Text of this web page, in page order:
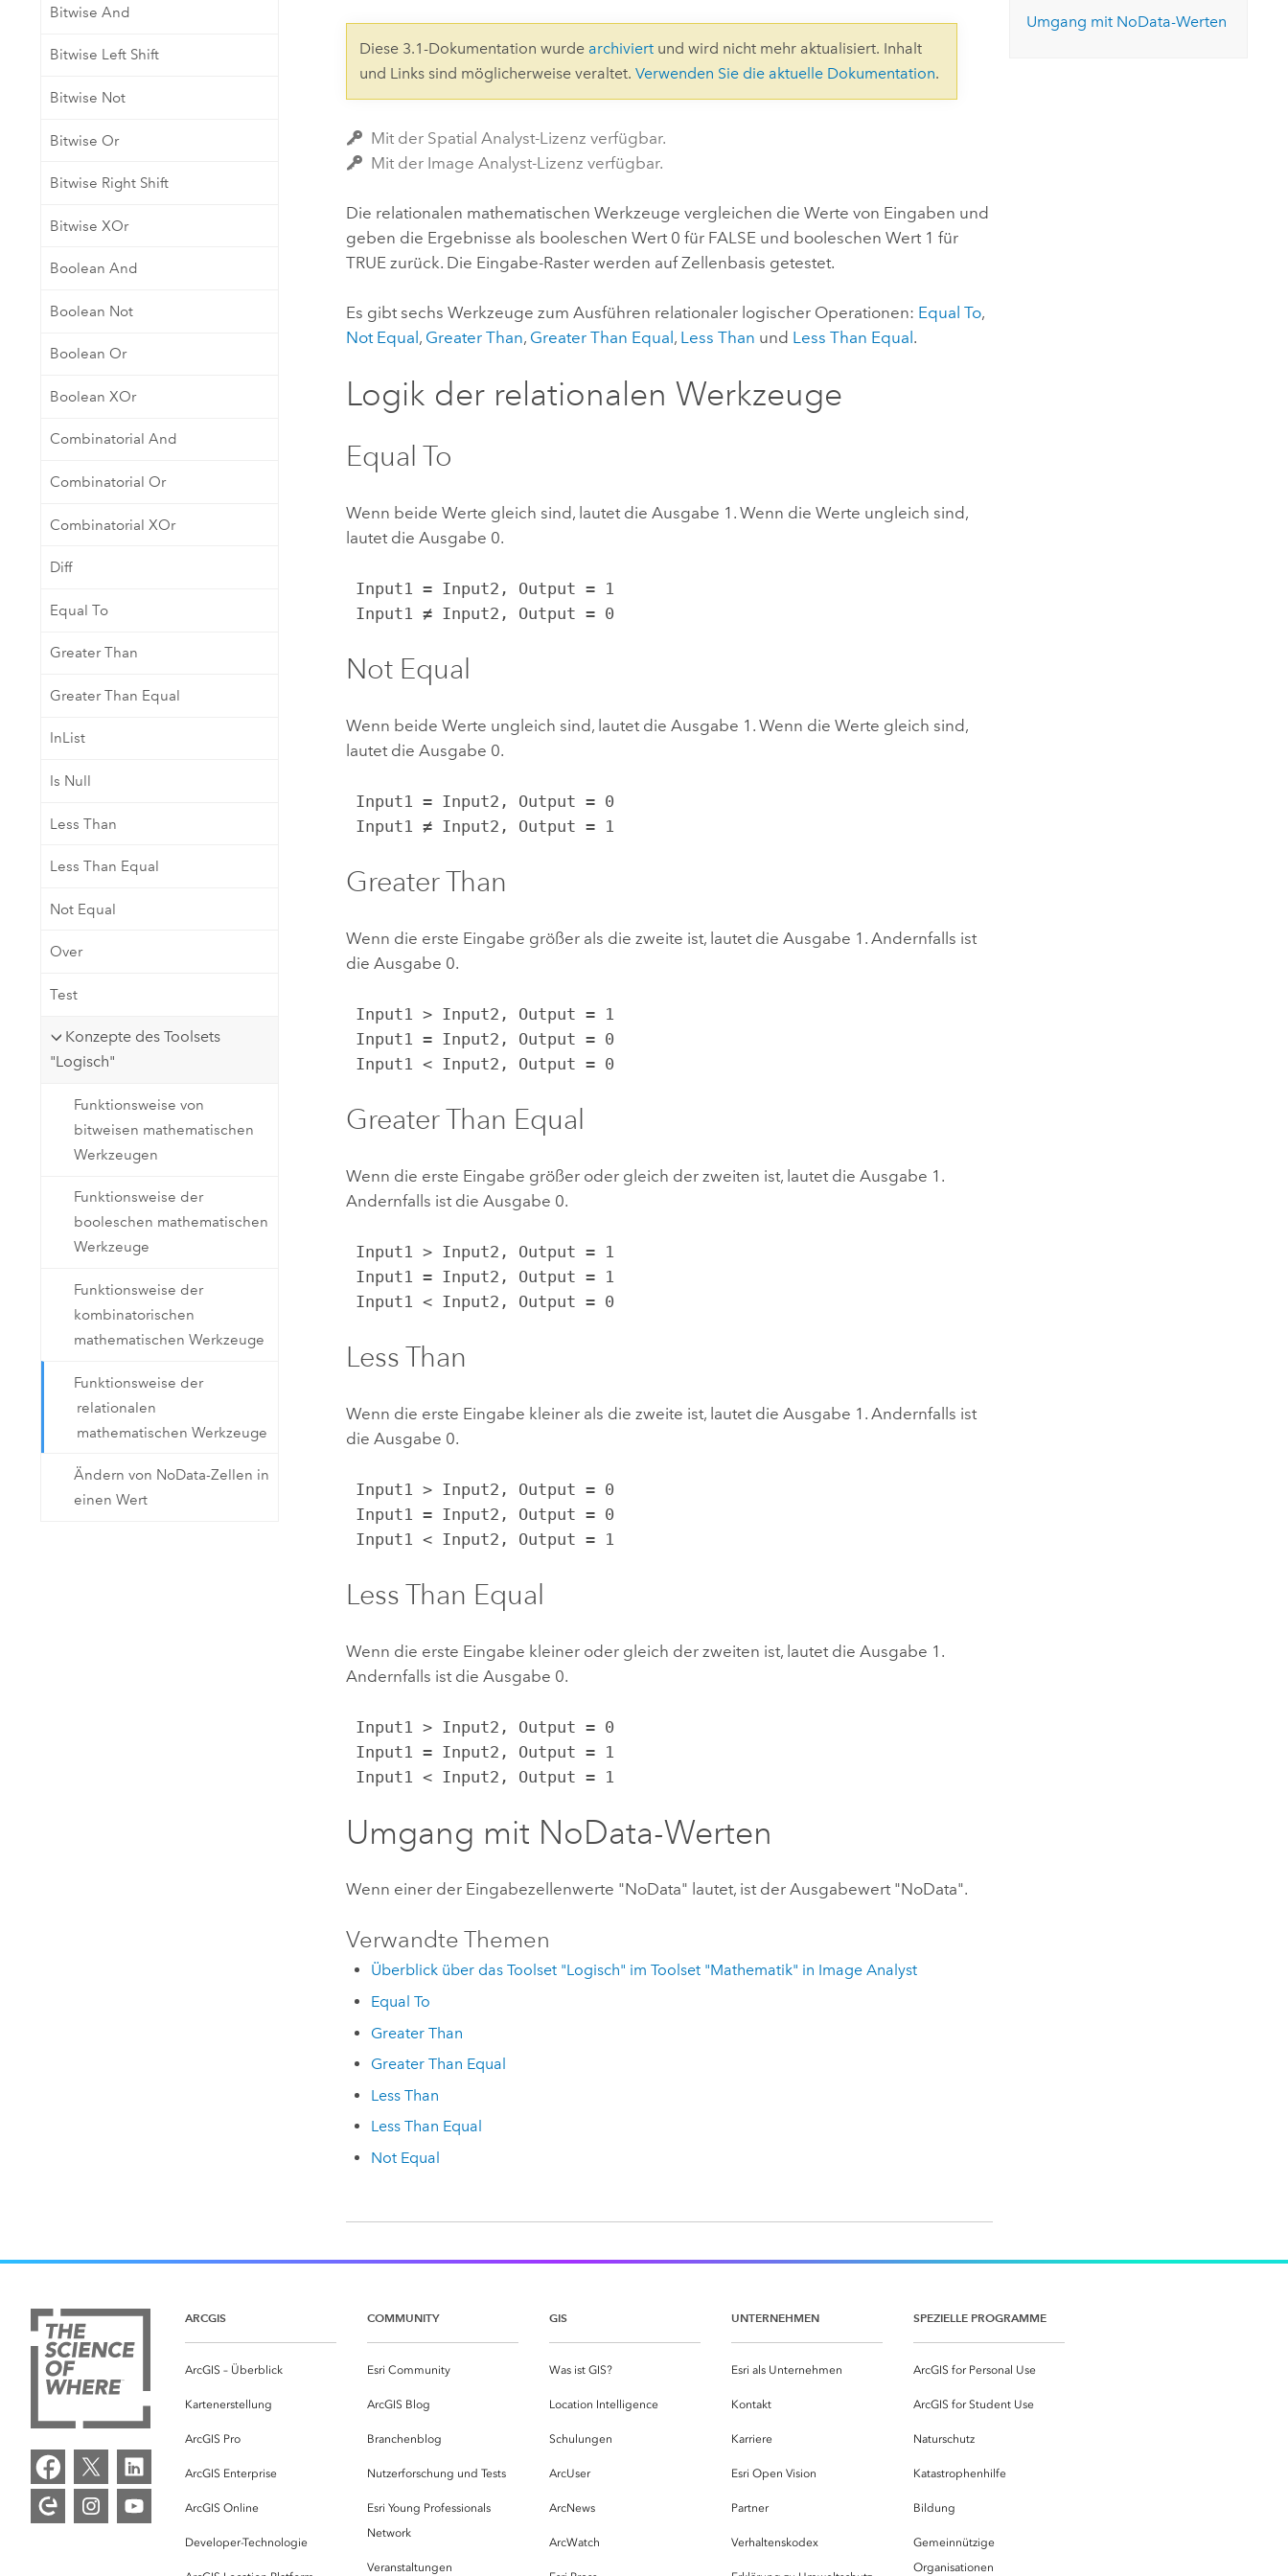
Erstellen Sie Anwendungen für
Alle Produkte
aktivieren Sie eine kostenfreie Testversion.
Infrastrukturmanagement erkunden
Den Kurs erkunden
Geoinformationen
Die Story lesen
Bitwise And
Bitwise Left Shift
Bitwise Not
Bitwise Or
Bitwise Right Shift
Bitwise XOr
Boolean And
Boolean Not
Boolean Or
Boolean XOr
Combinatorial And
Combinatorial Or
Combinatorial XOr
Diff
Equal To
Greater Than
Greater Than Equal
InList
Is Null
Less Than
Less Than Equal
Not Equal
Over
Test
Konzepte des Toolsets
"Logisch"
Funktionsweise von
bitweisen mathematischen
Werkzeugen
Funktionsweise der
booleschen mathematischen
Werkzeuge
Funktionsweise der
kombinatorischen
mathematischen Werkzeuge
Funktionsweise der
relationalen
mathematischen Werkzeuge
Ändern von NoData-Zellen in
einen Wert
Diese 3.1-Dokumentation wurde archiviert und wird nicht mehr aktualisiert. Inhalt
und Links sind möglicherweise veraltet.Verwenden Sie die aktuelle Dokumentation.
Mit der Spatial Analyst-Lizenz verfügbar.
Mit der Image Analyst-Lizenz verfügbar.
Die relationalen mathematischen Werkzeuge vergleichen die Werte von Eingaben und
geben die Ergebnisse als booleschen Wert 0 für FALSE und booleschen Wert 1 für
TRUE zurück. Die Eingabe-Raster werden auf Zellenbasis getestet.
Es gibt sechs Werkzeuge zum Ausführen relationaler logischer Operationen: Equal To,
Not Equal , Greater Than, Greater Than Equal , Less Than und Less Than Equal .
Logik der relationalen Werkzeuge
Equal To
Wenn beide Werte gleich sind, lautet die Ausgabe 1. Wenn die Werte ungleich sind,
lautet die Ausgabe 0.
Input1 ≠ Input2, Output = 0
Not Equal
Wenn beide Werte ungleich sind, lautet die Ausgabe 1. Wenn die Werte gleich sind,
lautet die Ausgabe 0.
Input1 ≠ Input2, Output = 1
Greater Than
Wenn die erste Eingabe größer als die zweite ist, lautet die Ausgabe 1. Andernfalls ist
die Ausgabe 0.
Input1 < Input2, Output = 0
Greater Than Equal
Wenn die erste Eingabe größer oder gleich der zweiten ist, lautet die Ausgabe 1.
Andernfalls ist die Ausgabe 0.
Input1 < Input2, Output = 0
Less Than
Wenn die erste Eingabe kleiner als die zweite ist, lautet die Ausgabe 1. Andernfalls ist
die Ausgabe 0.
Input1 < Input2, Output = 1
Less Than Equal
Wenn die erste Eingabe kleiner oder gleich der zweiten ist, lautet die Ausgabe 1.
Andernfalls ist die Ausgabe 0.
Input1 < Input2, Output = 1
Umgang mit NoData-Werten
Wenn einer der Eingabezellenwerte "NoData" lautet, ist der Ausgabewert "NoData".
Verwandte Themen
Überblick über das Toolset "Logisch" im Toolset "Mathematik" in Image Analyst
Equal To
Greater Than
Greater Than Equal
Less Than
Less Than Equal
Not Equal
Umgang mit NoData-Werten
ARCGIS
ArcGIS – Überblick
Kartenerstellung
ArcGIS Pro
ArcGIS Enterprise
ArcGIS Online
Developer-Technologie
COMMUNITY
Esri Community
ArcGIS Blog
Branchenblog
Nutzerforschung und Tests
Esri Young Professionals
Network
Veranstaltungen
GIS
Was ist GIS?
Location Intelligence
Schulungen
ArcUser
ArcNews
ArcWatch
UNTERNEHMEN
Esri als Unternehmen
Kontakt
Karriere
Esri Open Vision
Partner
Verhaltenskodex
SPEZIELLE PROGRAMME
ArcGIS for Personal Use
ArcGIS for Student Use
Naturschutz
Katastrophenhilfe
Bildung
Gemeinnützige
Organisationen